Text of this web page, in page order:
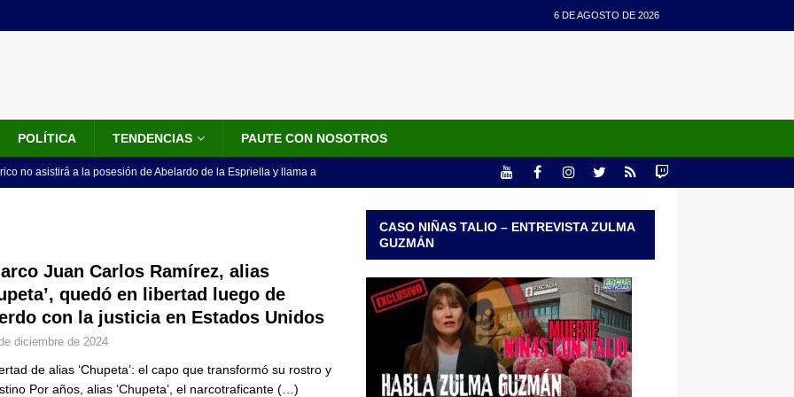
6 DE AGOSTO DE 2026
POLÍTICA TENDENCIAS PAUTE CON NOSOTROS
no asistirá a la posesión de Abelardo de la Espriella y llama a
de un sastre colombiano reconocido en el mundo
Fiscalía amplía investigación por presunto lavado de activos y
vinculado al entramado empresarial
para la posesión presidencial: así será la investidura de Abelardo
Juan Carlos Ramírez, alias
quedó en libertad luego de
con la justicia en Estados Unidos
diciembre de 2024
de alias ‘Chupeta’: el capo que transformó su rostro y
Por años, alias ‘Chupeta’, el narcotraficante (…)
CASO NIÑAS TALIO – ENTREVISTA ZULMA
GUZMÁN